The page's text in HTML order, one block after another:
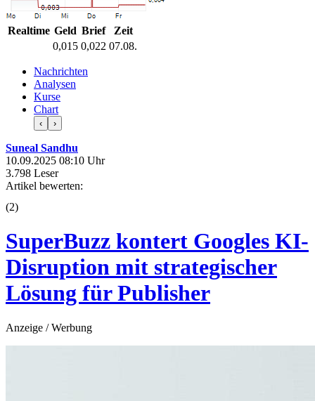
Realtime Geld Brief
Zeit
0,015 0,022 07.08.
Nachrichten
Analysen
Kurse
Chart
‹ ›
Suneal Sandhu
10.09.2025 08:10 Uhr
3.798 Leser
Artikel bewerten:
(2)
SuperBuzz kontert Googles KI-
Disruption mit strategischer
Lösung für Publisher
Anzeige / Werbung